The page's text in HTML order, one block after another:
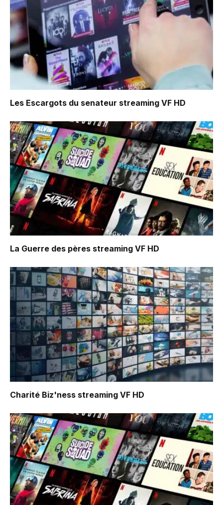
Les Escargots du senateur streaming VF HD
La Guerre des pères streaming VF HD
Charité Biz'ness streaming VF HD